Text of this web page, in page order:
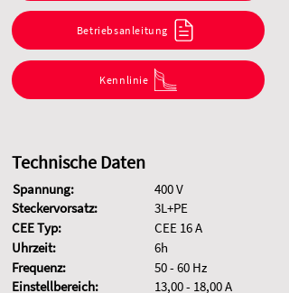
Betriebsanleitung
Kennlinie
Technische Daten
Spannung:
Steckervorsatz:
CEE Typ:
Uhrzeit:
Frequenz:
Einstellbereich:
400 V
3L+PE
CEE 16 A
6h
50 - 60 Hz
13,00 - 18,00 A